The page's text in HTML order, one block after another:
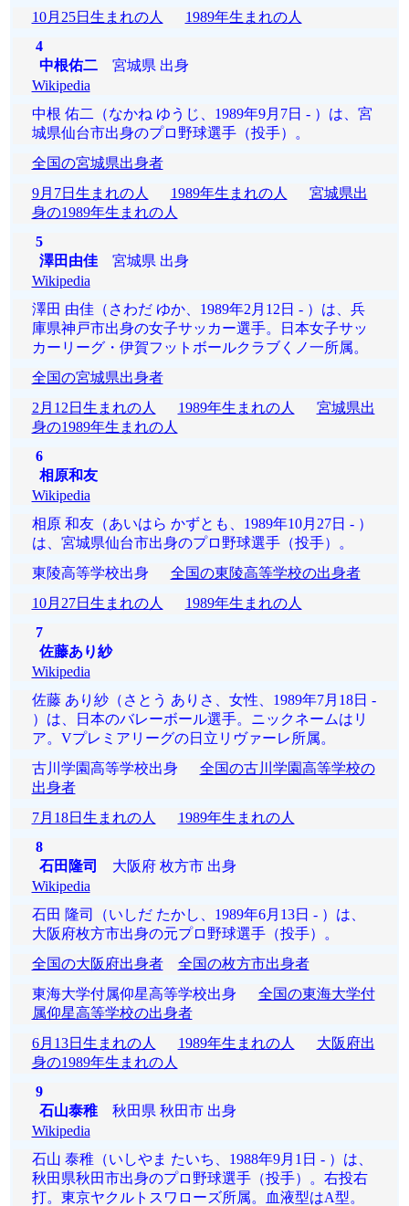
10月25日生まれの人
1989年生まれの人
4
中根佑二宮城県 出身
Wikipedia
中根 佑二（なかね ゆうじ、1989年9月7日 - ）は、宮
城県仙台市出身のプロ野球選手（投手）。
全国の宮城県出身者
9月7日生まれの人
1989年生まれの人
宮城県出
身の1989年生まれの人
5
澤田由佳宮城県 出身
Wikipedia
澤田 由佳（さわだ ゆか、1989年2月12日 - ）は、兵
庫県神戸市出身の女子サッカー選手。日本女子サッ
カーリーグ・伊賀フットボールクラブくノ一所属。
全国の宮城県出身者
2月12日生まれの人
1989年生まれの人
宮城県出
身の1989年生まれの人
6
相原和友
Wikipedia
相原 和友（あいはら かずとも、1989年10月27日 - ）
は、宮城県仙台市出身のプロ野球選手（投手）。
東陵高等学校出身 全国の東陵高等学校の出身者
10月27日生まれの人
1989年生まれの人
7
佐藤あり紗
Wikipedia
佐藤 あり紗（さとう ありさ、女性、1989年7月18日 -
）は、日本のバレーボール選手。ニックネームはリ
ア。Vプレミアリーグの日立リヴァーレ所属。
古川学園高等学校出身 全国の古川学園高等学校の
出身者
7月18日生まれの人
1989年生まれの人
8
石田隆司
大阪府 枚方市 出身
Wikipedia
石田 隆司（いしだ たかし、1989年6月13日 - ）は、
大阪府枚方市出身の元プロ野球選手（投手）。
全国の大阪府出身者
全国の枚方市出身者
東海大学付属仰星高等学校出身 全国の東海大学付
属仰星高等学校の出身者
6月13日生まれの人
1989年生まれの人
大阪府出
身の1989年生まれの人
9
石山泰稚秋田県 秋田市 出身
Wikipedia
石山 泰稚（いしやま たいち、1988年9月1日 - ）は、
秋田県秋田市出身のプロ野球選手（投手）。右投右
打。東京ヤクルトスワローズ所属。血液型はA型。